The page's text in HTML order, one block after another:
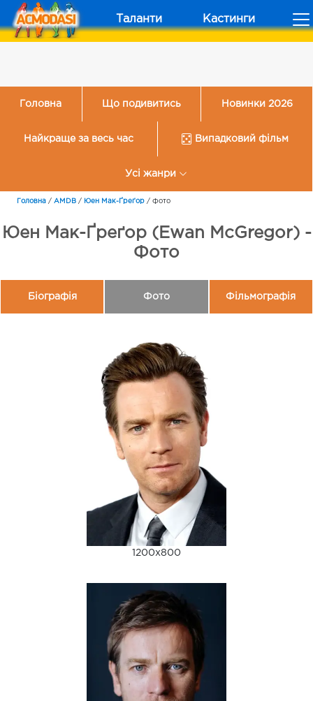
Таланти Кастинги
Головна Що подивитись Новинки 2026
Найкраще за весь час Випадковий фільм
Усі жанри
Головна / AMDB / Юен Мак-Ґреґор / Фото
Юен Мак-Ґреґор (Ewan McGregor) -
Фото
Біографія Фото Фільмографія
1200x800